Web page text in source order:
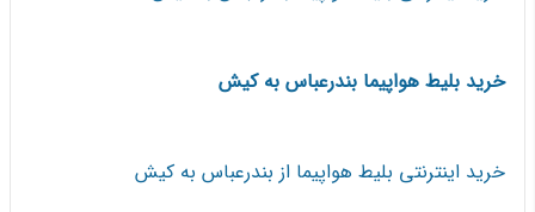
خرید بلیط هواپیما بندرعباس به کیش
خرید اینترنتی بلیط هواپیما از بندرعباس به کیش